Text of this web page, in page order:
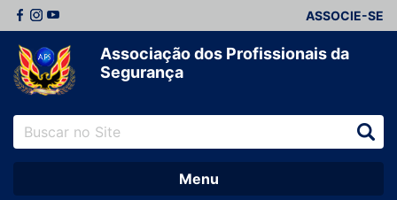
ASSOCIE-SE
Associação dos Profissionais da
Segurança
Menu